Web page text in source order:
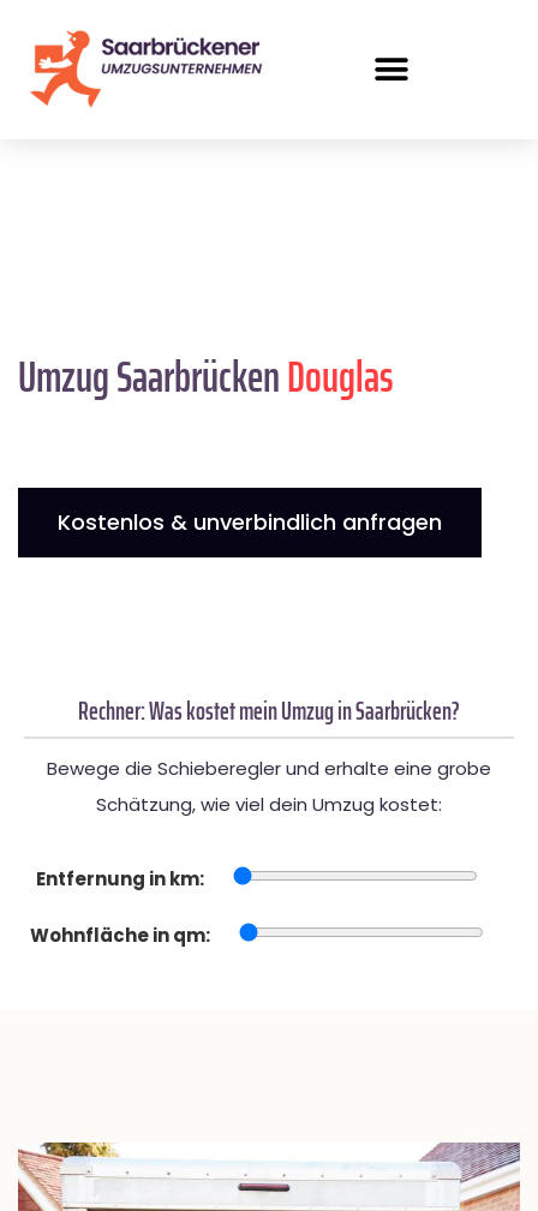
Umzug SaarbrückenDouglas
Kostenlos & unverbindlich anfragen
Rechner: Was kostet mein Umzug in Saarbrücken?
Bewege die Schieberegler und erhalte eine grobe
Schätzung, wie viel dein Umzug kostet:
Entfernung in km:
Wohnfläche in qm: